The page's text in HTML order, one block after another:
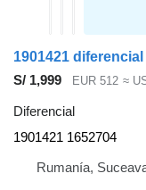
1901421
S/ 1,999
EUR 512 ≈
Diferencial
1901421 1652704
Rumanía,